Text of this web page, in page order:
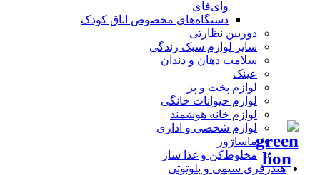
وای‌فای
دستگاه‌های مخصوص اتاق کودک
دوربین نظارتی
سایر لوازم سبک زندگی
سلامت دهان و دندان
عینک
لوازم پخت و پز
لوازم حیوانات خانگی
لوازم خانه هوشمند
لوازم شخصی و اداری
ماساژور
مخلوط‌کن و غذا ساز
هندزفری سیمی و بلوتوثی